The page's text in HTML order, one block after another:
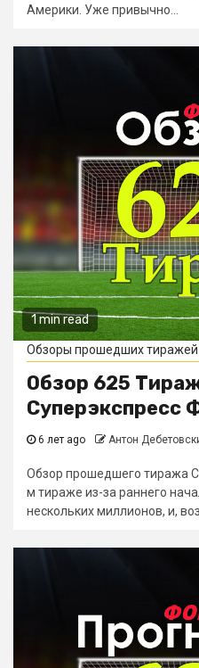
Америки. Уже привычно...
1 min read
Обзоры прошедших тиражей
Обзор 625
Суперэкспресс
6 лет ago Антон
Обзор прошедшего тиража
м тираже из-за раннего
нескольких миллионов, и,